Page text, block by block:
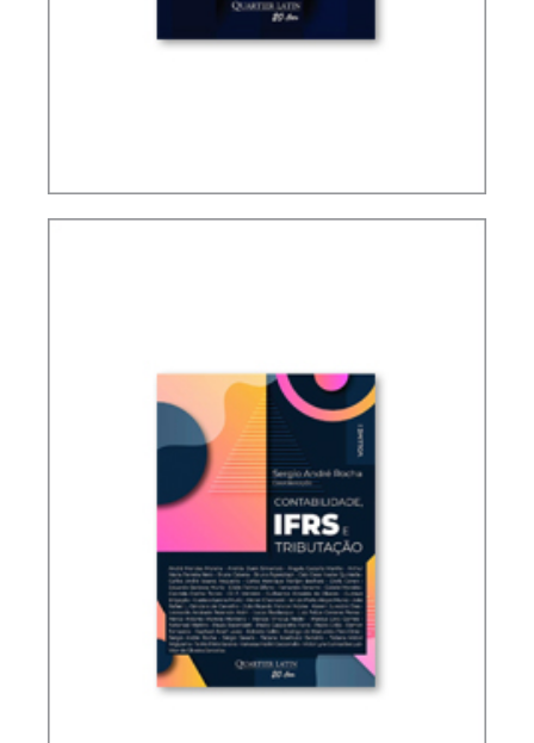
TRIBUTAÇÃO DE LUCROS AUFERIDOS POR